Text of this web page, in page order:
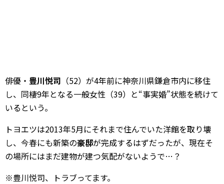
俳優・ 豊川悦司 （52）が4年前に神奈川県鎌倉市内に移住
し、同棲9年となる一般女性（39）と“事実婚”状態を続けて
いるという。
トヨエツは2013年5月にそれまで住んでいた洋館を取り壊
し、今春にも新築の豪邸が完成するはずだったが、現在そ
の場所にはまだ建物が建つ気配がないようで…？
※豊川悦司、トラブってます。